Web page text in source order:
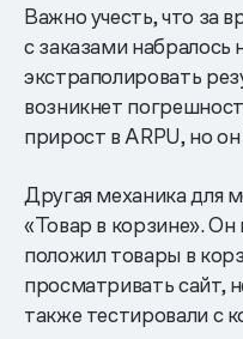
Важно учесть, что за
с заказами набралось
экстраполировать
возникнет
прирост в ARPU, но
Другая механика для
«Товар в корзине». Он
положил товары в
просматривать сайт,
также тестировали с